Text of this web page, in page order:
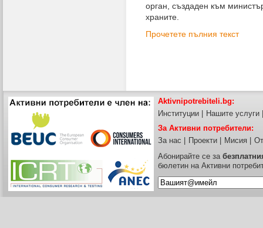
орган, създаден към
храните.
Прочетете пълния текст
Aktivnipotrebiteli.bg:
Институции
Нашите услуги
За Активни потребители:
За нас
Проекти Мисия
Абонирайте се за
бюлетин на Активни